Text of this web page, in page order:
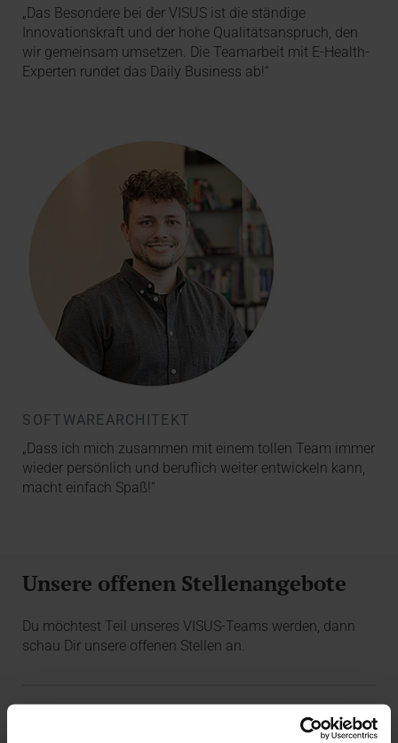
„Das Besondere bei der VISUS ist die ständige
Innovationskraft und der hohe Qualitätsanspruch, den
wir gemeinsam umsetzen. Die Teamarbeit mit E-Health-
Experten rundet das Daily Business ab!“
SOFTWAREARCHITEKT
„Dass ich mich zusammen mit einem tollen Team immer
wieder persönlich und beruflich weiter entwickeln kann,
macht einfach Spaß!“
Unsere offenen Stellenangebote
Du möchtest Teil unseres VISUS-Teams werden, dann
schau Dir unsere offenen Stellen an.
(Young) Professionals